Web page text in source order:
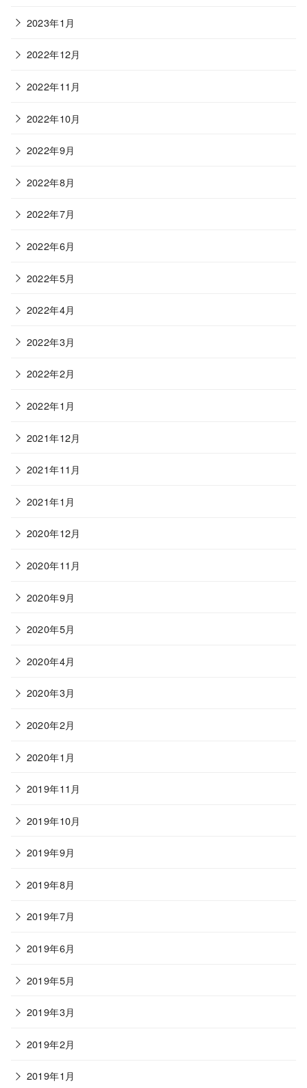
2023年1月
2022年12月
2022年11月
2022年10月
2022年9月
2022年8月
2022年7月
2022年6月
2022年5月
2022年4月
2022年3月
2022年2月
2022年1月
2021年12月
2021年11月
2021年1月
2020年12月
2020年11月
2020年9月
2020年5月
2020年4月
2020年3月
2020年2月
2020年1月
2019年11月
2019年10月
2019年9月
2019年8月
2019年7月
2019年6月
2019年5月
2019年3月
2019年2月
2019年1月